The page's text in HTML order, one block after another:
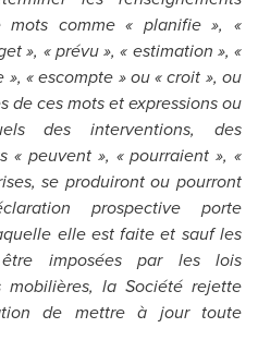
mots comme « planifie », «
», « prévu », « estimation », «
« escompte » ou « croit », ou
de ces mots et expressions ou
des interventions, des
« peuvent », « pourraient », «
se produiront ou pourront
prospective porte
elle est faite et sauf les
imposées par les lois
la Société rejette
de mettre à jour toute